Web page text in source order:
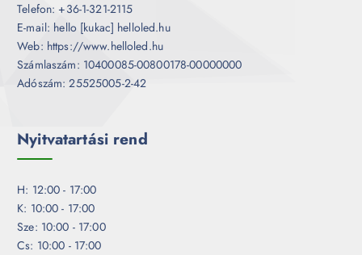
Telefon: +36-1-321-2115
E-mail: hello [kukac] helloled.hu
Web: https://www.helloled.hu
Számlaszám: 10400085-00800178-00000000
Adószám: 25525005-2-42
Nyitvatartási rend
H: 12:00 - 17:00
K: 10:00 - 17:00
Sze: 10:00 - 17:00
Cs: 10:00 - 17:00